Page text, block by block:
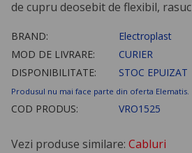
de cupru deosebit de flexibil,
BRAND:
Electroplast
MOD DE LIVRARE:
CURIER
DISPONIBILITATE:
STOC EPUIZAT
Produsul nu mai face parte din oferta Elematis.
COD PRODUS: VRO1525
Vezi produse similare:Cabluri